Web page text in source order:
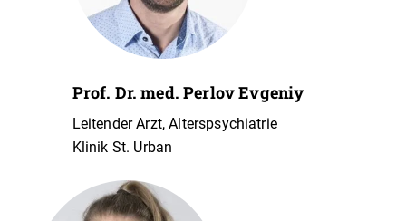
Prof. Dr. med. Perlov Evgeniy
Leitender Arzt, Alterspsychiatrie
Klinik St. Urban